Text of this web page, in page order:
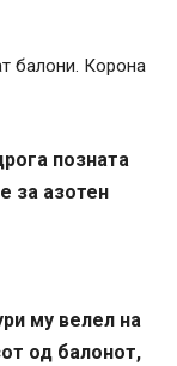
балони. Корона
позната
за азотен
му велел на
од балонот,